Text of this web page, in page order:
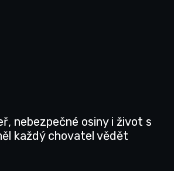
nebezpečné osiny i život s
každý chovatel vědět